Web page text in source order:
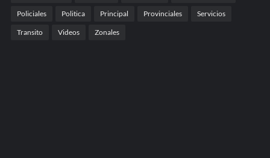
Policiales Politica Principal Provinciales Servicios
Transito Videos Zonales